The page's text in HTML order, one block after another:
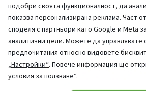
подобри своята функционалност, да
показва персонализирана реклама. Част
споделя с партньори като Google и Meta
аналитични цели. Можете да управлявате
предпочитания относно видовете
„Настройки“. Повече информация ще
условия за ползване“.
Декларация за
Част от: